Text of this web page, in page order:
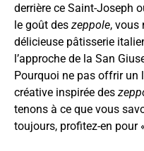
derrière ce Saint-Joseph
le goût des zeppole, vous
délicieuse pâtisserie
l’approche de la San
Pourquoi ne pas offrir un
créative inspirée des
tenons à ce que vous
toujours, profitez-en pour